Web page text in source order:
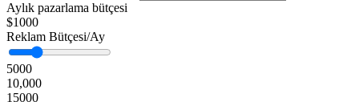
Aylık pazarlama bütçesi
$1000
Reklam Bütçesi/Ay
5000
10,000
15000